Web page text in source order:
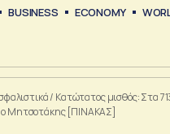
BUSINESS ECONOMY
/ Κατώτατος μισθός: Στα
ο Μητσοτάκης [ΠΙΝΑΚΑΣ]